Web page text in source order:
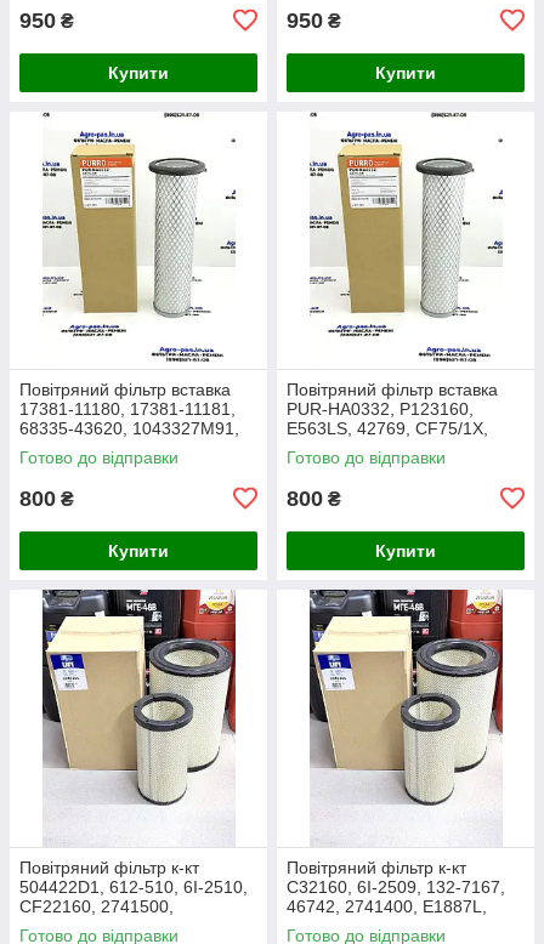
950 ₴
Купити
950 ₴
Купити
Повітряний фільтр вставка
17381-11180, 17381-11181,
68335-43620, 1043327M91,
3438717M1, 1909138,
86504143, PA2489, MD-7134
Готово до відправки
800 ₴
Купити
Повітряний фільтр вставка
PUR-HA0332, P123160,
E563LS, 42769, CF75/1X,
27.016.00, AF1966,
1043327M91, Y05761310,
Готово до відправки
800 ₴
Купити
Повітряний фільтр к-кт
504422D1, 612-510, 6I-2510,
CF22160, 2741500,
AF25138M, P532510, MD-
Готово до відправки
Повітряний фільтр к-кт
C32160, 6I-2509, 132-7167,
46742, 2741400, E1887L,
RS3514, SL5603, P532509,
Готово до відправки